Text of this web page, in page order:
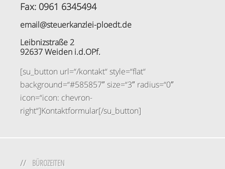
Fax: 0961 6345494
email@steuerkanzlei-ploedt.de
Leibnizstraße 2
92637 Weiden i.d.OPf.
[su_button url=“/kontakt“ style=“flat“
background=“#585857″ size=“3″ radius=“0″
icon=“icon: chevron-
right“]Kontaktformular[/su_button]
BÜROZEITEN